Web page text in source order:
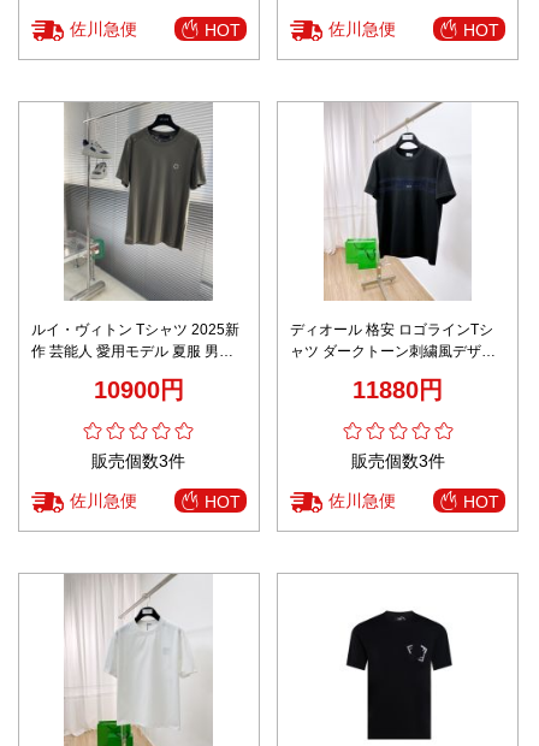
佐川急便 HOT 佐川急便 HOT
ルイ・ヴィトン Tシャツ 2025新
作 芸能人 愛用モデル 夏服 男女
適な着心地10900円
販売個数3件
佐川急便 HOT
ディオール 格安 ロゴラインTシ
ャツ ダークトーン刺繍風デザイ
11880円
販売個数3件
佐川急便 HOT